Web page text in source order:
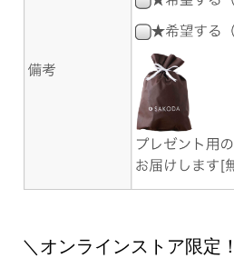
＼オンラインストア限定